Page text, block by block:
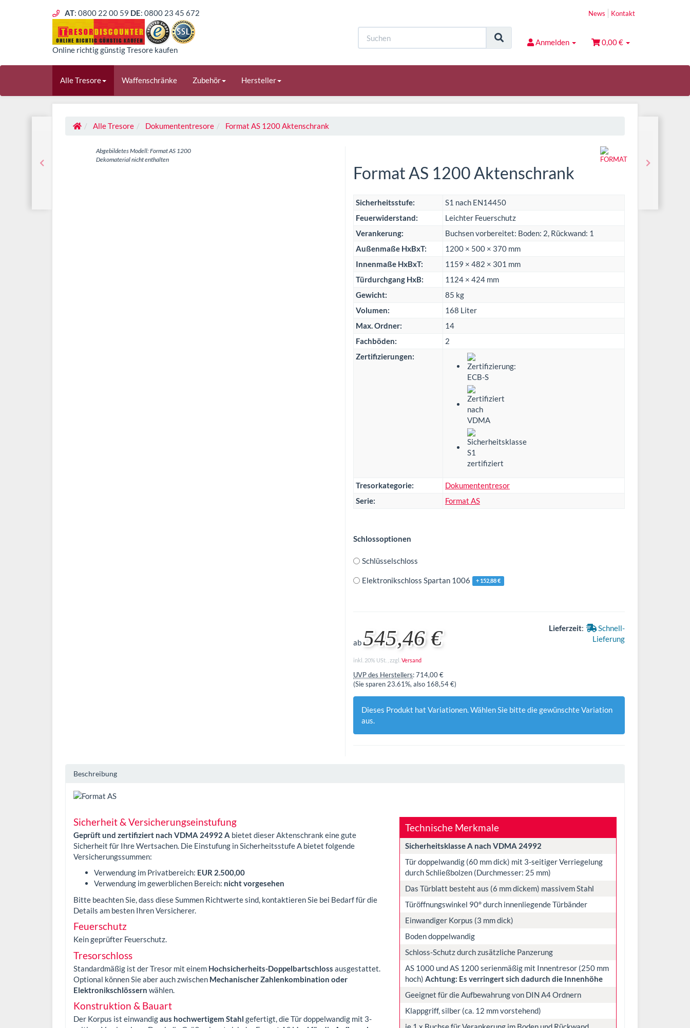
AT: 0800 22 00 59 DE: 0800 23 45 672 News Kontakt
Online richtig günstig Tresore kaufen
Anmelden 0,00 €
Alle Tresore Waffenschränke Zubehör Hersteller
Alle Tresore Dokumententresore Format AS 1200 Aktenschrank
Abgebildetes Modell: Format AS 1200
Dekomaterial nicht enthalten
Format AS 1200 Aktenschrank
Sicherheitsstufe:
S1 nach EN14450
Feuerwiderstand:
Leichter Feuerschutz
Verankerung:
Buchsen vorbereitet: Boden: 2, Rückwand: 1
Außenmaße HxBxT:
1200 × 500 × 370 mm
Innenmaße HxBxT:
1159 × 482 × 301 mm
Türdurchgang HxB:
1124 × 424 mm
Gewicht:
85 kg
Volumen:
168 Liter
Max. Ordner:
14
Fachböden:
2
Zertifizierungen:
Tresorkategorie:
Dokumententresor
Serie:
Format AS
Schlossoptionen
Schlüsselschloss
Elektronikschloss Spartan 1006 + 152,88 €
ab545,46 €
inkl. 20% USt. , zzgl. Versand
UVP des Herstellers:714,00 €
(Sie sparen 23.61%, also 168,54 €)
Lieferzeit:
Schnell-
Lieferung
Dieses Produkt hat Variationen. Wählen Sie bitte die gewünschte Variation
aus.
Beschreibung
Sicherheit & Versicherungseinstufung
Geprüft und zertifiziert nach VDMA 24992 A bietet dieser Aktenschrank eine gute
Sicherheit für Ihre Wertsachen. Die Einstufung in Sicherheitsstufe A bietet folgende
Versicherungssummen:
Verwendung im Privatbereich: EUR 2.500,00
Verwendung im gewerblichen Bereich: nicht vorgesehen
Bitte beachten Sie, dass diese Summen Richtwerte sind, kontaktieren Sie bei Bedarf für die
Details am besten Ihren Versicherer.
Feuerschutz
Kein geprüfter Feuerschutz.
Tresorschloss
Standardmäßig ist der Tresor mit einem Hochsicherheits-Doppelbartschloss ausgestattet.
Optional können Sie aber auch zwischen Mechanischer Zahlenkombination oder
Elektronikschlössern wählen.
Konstruktion & Bauart
Der Korpus ist einwandigaus hochwertigem Stahl gefertigt, die Tür doppelwandig mit 3-
Technische Merkmale
Sicherheitsklasse A nach VDMA 24992
Tür doppelwandig (60 mm dick) mit 3-seitiger Verriegelung
durch Schließbolzen (Durchmesser: 25 mm)
Das Türblatt besteht aus (6 mm dickem) massivem Stahl
Türöffnungswinkel 90° durch innenliegende Türbänder
Einwandiger Korpus (3 mm dick)
Boden doppelwandig
Schloss-Schutz durch zusätzliche Panzerung
AS 1000 und AS 1200 serienmäßig mit Innentresor (250 mm
hoch) Achtung: Es verringert sich dadurch die Innenhöhe
Geeignet für die Aufbewahrung von DIN A4 Ordnern
Klappgriff, silber (ca. 12 mm vorstehend)